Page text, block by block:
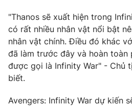
Tư vấn
Chuyên mục khác
Emagazine
"Thanos sẽ xuất hiện trong
có rất nhiều nhân vật nổi bật
nhân vật chính. Điều đó khác
đã làm trước đây và hoàn toàn
được gọi là Infinity War" - Chủ
biết.
Avengers: Infinity War dự kiến